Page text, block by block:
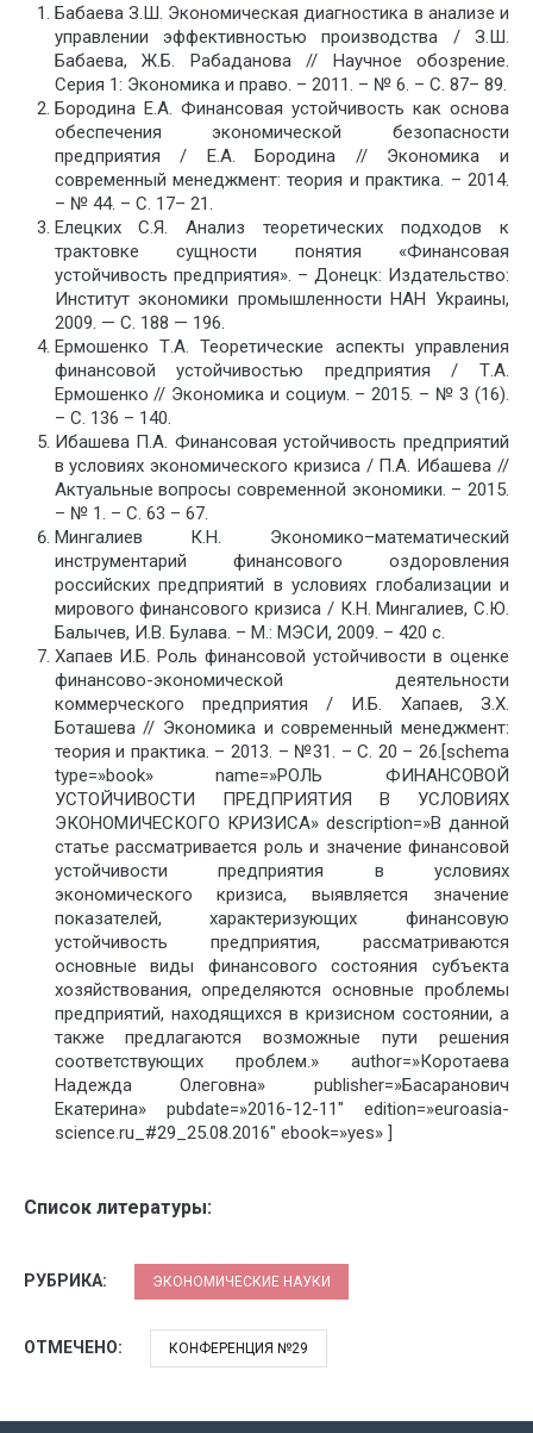
Бабаева З.Ш. Экономическая диагностика в анализе и
управлении эффективностью производства / З.Ш.
Бабаева, Ж.Б. Рабаданова // Научное обозрение.
Серия 1: Экономика и право. – 2011. – № 6. – С. 87– 89.
Бородина Е.А. Финансовая устойчивость как основа
обеспечения экономической безопасности
предприятия / Е.А. Бородина // Экономика и
современный менеджмент: теория и практика. – 2014.
– № 44. – С. 17– 21.
Елецких С.Я. Анализ теоретических подходов к
трактовке сущности понятия «Финансовая
устойчивость предприятия». – Донецк: Издательство:
Институт экономики промышленности НАН Украины,
2009. — С. 188 — 196.
Ермошенко Т.А. Теоретические аспекты управления
финансовой устойчивостью предприятия / Т.А.
Ермошенко // Экономика и социум. – 2015. – № 3 (16).
– С. 136 – 140.
Ибашева П.А. Финансовая устойчивость предприятий
в условиях экономического кризиса / П.А. Ибашева //
Актуальные вопросы современной экономики. – 2015.
– № 1. – С. 63 – 67.
Мингалиев К.Н. Экономико–математический
инструментарий финансового оздоровления
российских предприятий в условиях глобализации и
мирового финансового кризиса / К.Н. Мингалиев, С.Ю.
Балычев, И.В. Булава. – М.: МЭСИ, 2009. – 420 с.
Хапаев И.Б. Роль финансовой устойчивости в оценке
финансово-экономической деятельности
коммерческого предприятия / И.Б. Хапаев, З.Х.
Боташева // Экономика и современный менеджмент:
теория и практика. – 2013. – №31. – С. 20 – 26.[schema
type=»book» name=»РОЛЬ ФИНАНСОВОЙ
УСТОЙЧИВОСТИ ПРЕДПРИЯТИЯ В УСЛОВИЯХ
ЭКОНОМИЧЕСКОГО КРИЗИСА» description=»В данной
статье рассматривается роль и значение финансовой
устойчивости предприятия в условиях
экономического кризиса, выявляется значение
показателей, характеризующих финансовую
устойчивость предприятия, рассматриваются
основные виды финансового состояния субъекта
хозяйствования, определяются основные проблемы
предприятий, находящихся в кризисном состоянии, а
также предлагаются возможные пути решения
соответствующих проблем.» author=»Коротаева
Надежда Олеговна» publisher=»Басаранович
Екатерина» pubdate=»2016-12-11″ edition=»euroasia-
science.ru_#29_25.08.2016″ ebook=»yes» ]
Список литературы:
РУБРИКА: ЭКОНОМИЧЕСКИЕ НАУКИ
ОТМЕЧЕНО: КОНФЕРЕНЦИЯ №29